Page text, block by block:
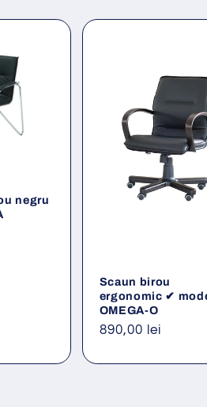
negru
Scaun birou
ergonomic ✔
OMEGA-O
Preț
890,00 lei